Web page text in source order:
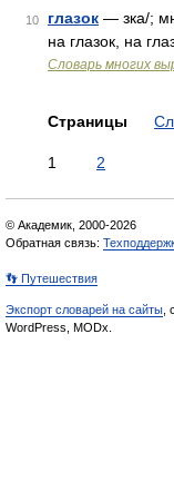
10 глазок — зка/;
на глазок, на
Словарь многих
Страницы
1 2
© Академик, 2000-2026
Обратная связь:
👣 Путешествия
Экспорт словарей на сайты
WordPress, MODx.